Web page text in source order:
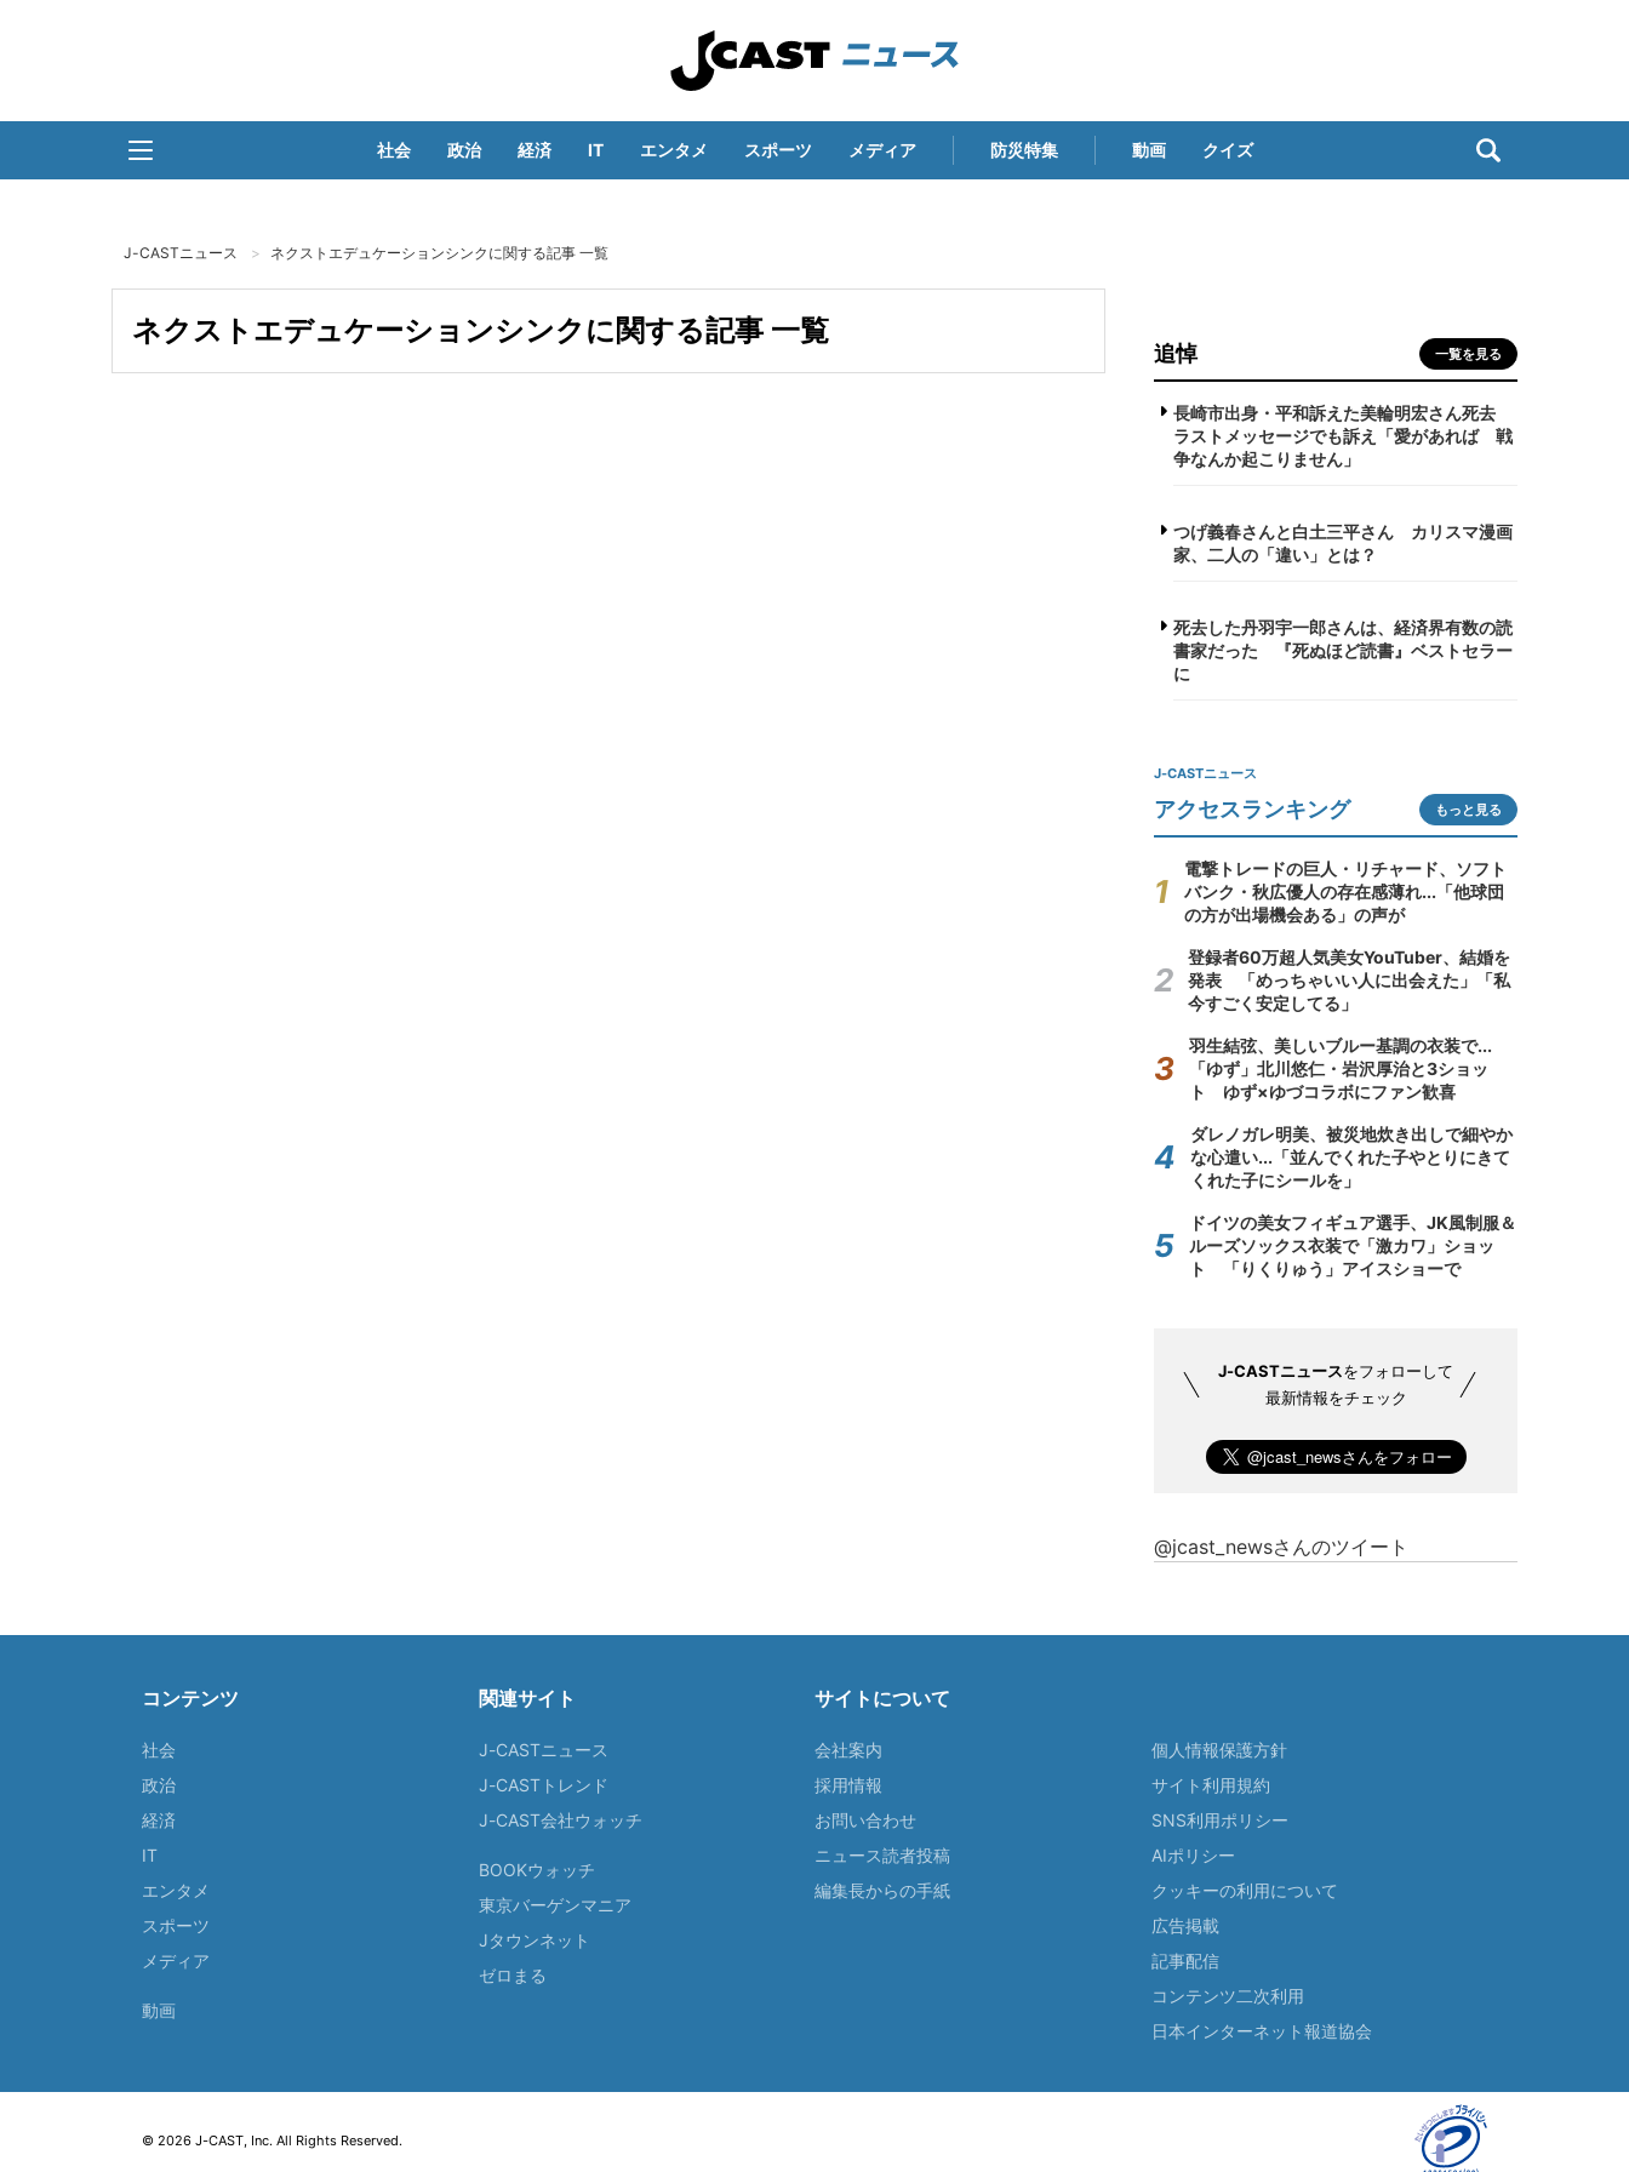
社会 政治 経済 IT エンタメ スポーツ メディア 防災特集 動画 クイズ
J-CASTニュース ネクストエデュケーションシンクに関する記事 一覧
ネクストエデュケーションシンクに関する記事 一覧
追悼 一覧を見る
長崎市出身・平和訴えた美輪明宏さん死去
ラストメッセージでも訴え「愛があれば 戦
争なんか起こりません」
つげ義春さんと白土三平さん カリスマ漫画
家、二人の「違い」とは？
死去した丹羽宇一郎さんは、経済界有数の読
書家だった 『死ぬほど読書』ベストセラー
に
J-CASTニュース
アクセスランキング もっと見る
電撃トレードの巨人・リチャード、ソフト
バンク・秋広優人の存在感薄れ...「他球団
の方が出場機会ある」の声が
登録者60万超人気美女YouTuber、結婚を
発表 「めっちゃいい人に出会えた」「私
今すごく安定してる」
羽生結弦、美しいブルー基調の衣装で...
「ゆず」北川悠仁・岩沢厚治と3ショッ
ト ゆず×ゆづコラボにファン歓喜
ダレノガレ明美、被災地炊き出しで細やか
な心遣い...「並んでくれた子やとりにきて
くれた子にシールを」
ドイツの美女フィギュア選手、JK風制服＆
ルーズソックス衣装で「激カワ」ショッ
ト 「りくりゅう」アイスショーで
J-CASTニュースをフォローして
最新情報をチェック
@jcast_newsさんのツイート
コンテンツ
社会
政治
経済
IT
エンタメ
スポーツ
メディア
動画
関連サイト
J-CASTニュース
J-CASTトレンド
J-CAST会社ウォッチ
BOOKウォッチ
東京バーゲンマニア
Jタウンネット
ゼロまる
サイトについて
会社案内
採用情報
お問い合わせ
ニュース読者投稿
編集長からの手紙
個人情報保護方針
サイト利用規約
SNS利用ポリシー
AIポリシー
クッキーの利用について
広告掲載
記事配信
コンテンツ二次利用
日本インターネット報道協会
© 2026 J-CAST, Inc. All Rights Reserved.